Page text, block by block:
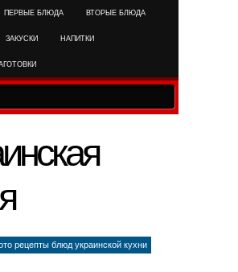
ПЕРВЫЕ БЛЮДА ВТОРЫЕ БЛЮДА
ЗАКУСКИ НАПИТКИ
рецепты блюд украинской кухни